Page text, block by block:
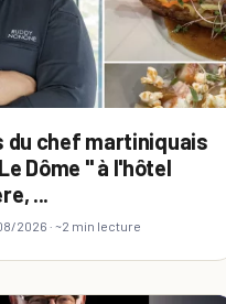
du chef martiniquais
Dôme " à l'hôtel
...
2026 · ~2 min lecture